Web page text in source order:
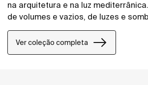
na arquitetura e na luz
de volumes e vazios, de luzes e
em elementos para a casa de banho.
sustentabilidade estão presentes
coleção, desde o design e
Ver coleção completa